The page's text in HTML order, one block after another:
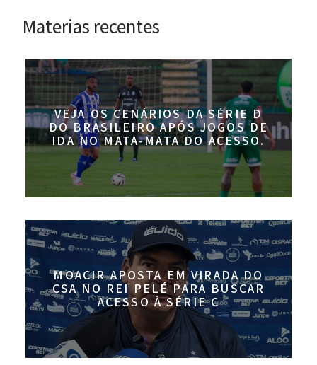
Materias recentes
VEJA OS CENÁRIOS DA SÉRIE D
DO BRASILEIRO APÓS JOGOS DE
IDA NO MATA-MATA DO ACESSO.
MOACIR APOSTA EM VIRADA DO
CSA NO REI PELÉ PARA BUSCAR
ACESSO À SÉRIE C